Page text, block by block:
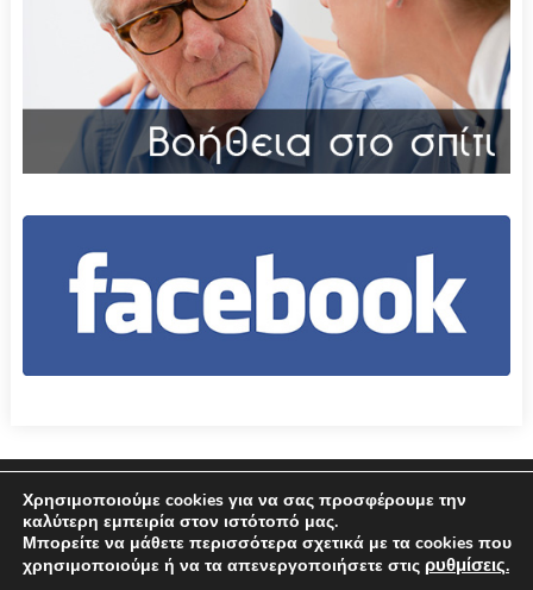
Επικοινωνία Όροι χρήσης – Πολιτική Απορρήτου
© 2026 Δήμος Αμφιλοχίας
Χρησιμοποιούμε cookies για να σας προσφέρουμε την
καλύτερη εμπειρία στον ιστότοπό μας.
Μπορείτε να μάθετε περισσότερα σχετικά με τα cookies που
χρησιμοποιούμε ή να τα απενεργοποιήσετε στις ρυθμίσεις.